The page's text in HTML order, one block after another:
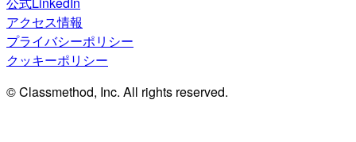
アクセス情報
プライバシーポリシー
クッキーポリシー
© Classmethod, Inc. All rights reserved.